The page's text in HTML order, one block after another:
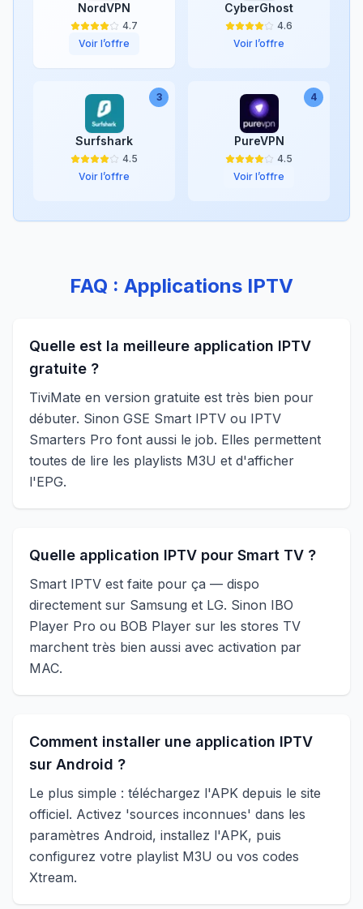
NordVPN
4.7
Voir l’offre
CyberGhost
4.6
Voir l’offre
3
Surfshark
4.5
Voir l’offre
4
PureVPN
4.5
Voir l’offre
FAQ : Applications IPTV
Quelle est la meilleure application IPTV
gratuite ?
TiviMate en version gratuite est très bien pour
débuter. Sinon GSE Smart IPTV ou IPTV
Smarters Pro font aussi le job. Elles permettent
toutes de lire les playlists M3U et d'afficher
l'EPG.
Quelle application IPTV pour Smart TV ?
Smart IPTV est faite pour ça — dispo
directement sur Samsung et LG. Sinon IBO
Player Pro ou BOB Player sur les stores TV
marchent très bien aussi avec activation par
MAC.
Comment installer une application IPTV
sur Android ?
Le plus simple : téléchargez l'APK depuis le site
officiel. Activez 'sources inconnues' dans les
paramètres Android, installez l'APK, puis
configurez votre playlist M3U ou vos codes
Xtream.